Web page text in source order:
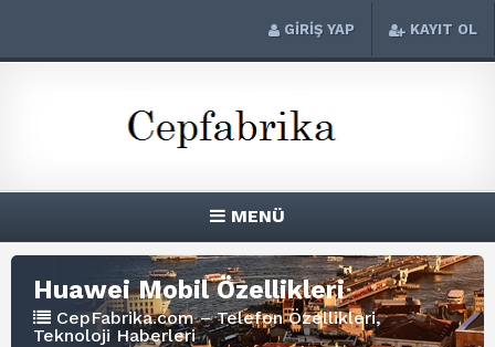
GİRİŞ YAP KAYIT OL
MENÜ
Huawei Mobil Özellikleri
CepFabrika.com – Telefon Özellikleri,
Teknoloji Haberleri